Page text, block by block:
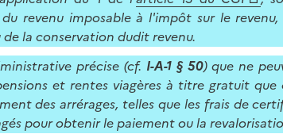
revenu imposable à l'impôt sur le
la conservation dudit revenu.
précise (cf. I-A-1 § 50) que ne
et rentes viagères à titre gratuit que
des arrérages, telles que les frais de
pour obtenir le paiement ou la